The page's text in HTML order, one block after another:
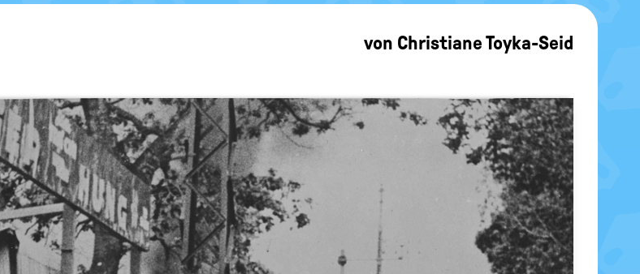
von Christiane Toyka-Seid